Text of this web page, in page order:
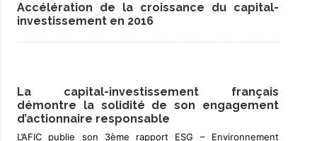
Accélération de la croissance du capital-
investissement en 2016
La capital-investissement français
démontre la solidité de son engagement
d’actionnaire responsable
L’AFIC publie son 3ème rapport ESG – Environnement